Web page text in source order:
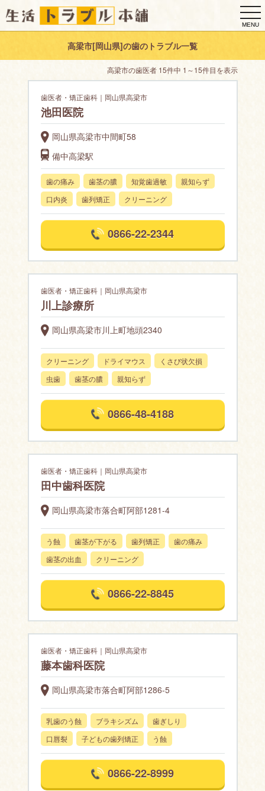
MENU
高梁市[岡山県]の歯のトラブル一覧
高梁市の歯医者 15件中 1～15件目を表示
歯医者・矯正歯科｜岡山県高梁市
池田医院
岡山県高梁市中間町58
備中高梁駅
歯の痛み 歯茎の膿 知覚歯過敏
親知らず
口内炎
歯列矯正 クリーニング
0866-22-2344
歯医者・矯正歯科｜岡山県高梁市
川上診療所
岡山県高梁市川上町地頭2340
クリーニング ドライマウス
くさび状欠損
虫歯
歯茎の膿 親知らず
0866-48-4188
歯医者・矯正歯科｜岡山県高梁市
田中歯科医院
岡山県高梁市落合町阿部1281-4
う蝕 歯茎が下がる 歯列矯正
歯の痛み
歯茎の出血
クリーニング
0866-22-8845
歯医者・矯正歯科｜岡山県高梁市
藤本歯科医院
岡山県高梁市落合町阿部1286-5
乳歯のう蝕 ブラキシズム
歯ぎしり
口唇裂
子どもの歯列矯正 う蝕
0866-22-8999